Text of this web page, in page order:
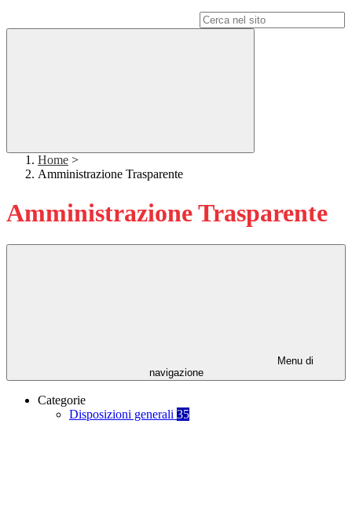
Home >
Amministrazione Trasparente
Amministrazione Trasparente
Menu di
navigazione
Categorie
Disposizioni generali 35